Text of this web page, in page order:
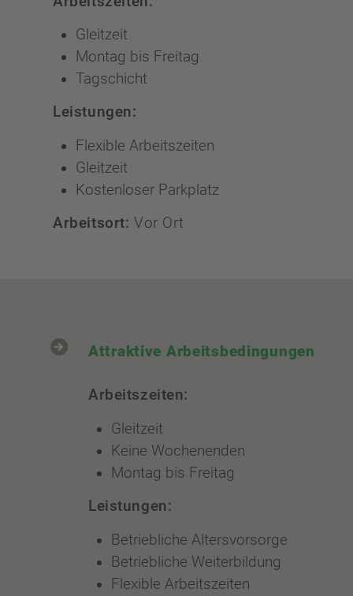
Gleitzeit
Montag bis Freitag
Tagschicht
Leistungen:
Flexible Arbeitszeiten
Gleitzeit
Kostenloser Parkplatz
Arbeitsort:Vor Ort
Attraktive Arbeitsbedingungen
Arbeitszeiten:
Gleitzeit
Keine Wochenenden
Montag bis Freitag
Leistungen:
Betriebliche Altersvorsorge
Betriebliche Weiterbildung
Flexible Arbeitszeiten